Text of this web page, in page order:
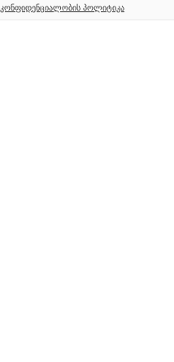
კონფიდენციალობის პოლიტიკა